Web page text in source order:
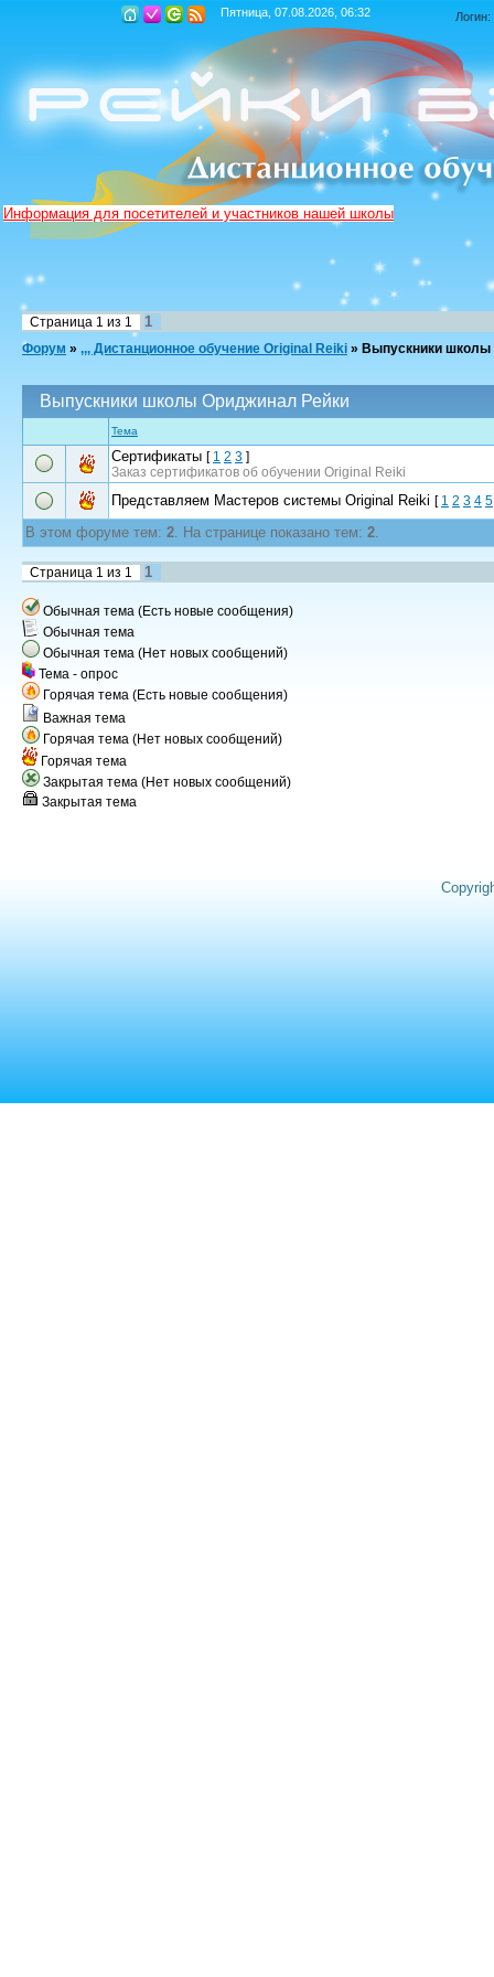
Пятница, 07.08.2026, 06:32 Логин:
Информация для посетителей и участников нашей школы
Страница 1 из 1 1
Форум » ,,, Дистанционное обучение Original Reiki » Выпускники школы
Выпускники школы Ориджинал Рейки
Тема
Сертификаты [ 1 2 3 ]
Заказ сертификатов об обучении Original Reiki
Представляем Мастеров системы Original Reiki [ 1 2 3 4 5
В этом форуме тем: 2 . На странице показано тем: 2
Страница 1 из 1 1
Обычная тема (Есть новые сообщения)
Обычная тема
Обычная тема (Нет новых сообщений)
Тема - опрос
Горячая тема (Есть новые сообщения)
Важная тема
Горячая тема (Нет новых сообщений)
Горячая тема
Закрытая тема (Нет новых сообщений)
Закрытая тема